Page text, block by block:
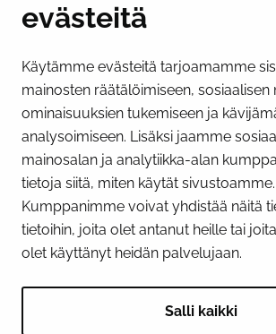
evästeitä
Käytämme evästeitä tarjoamamme
mainosten räätälöimiseen, sosiaalisen
ominaisuuksien tukemiseen ja
analysoimiseen. Lisäksi jaamme
mainosalan ja analytiikka-alan
tietoja siitä, miten käytät sivustoamme.
Kumppanimme voivat yhdistää näitä
tietoihin, joita olet antanut heille tai
olet käyttänyt heidän palvelujaan.
Salli kaikki
PI­KA­LINK­KE­JÄ
Näytä
SOSIAALINEN
Facebook InstagramYouTube